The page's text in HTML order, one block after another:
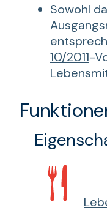
Sowohl
10/2011-